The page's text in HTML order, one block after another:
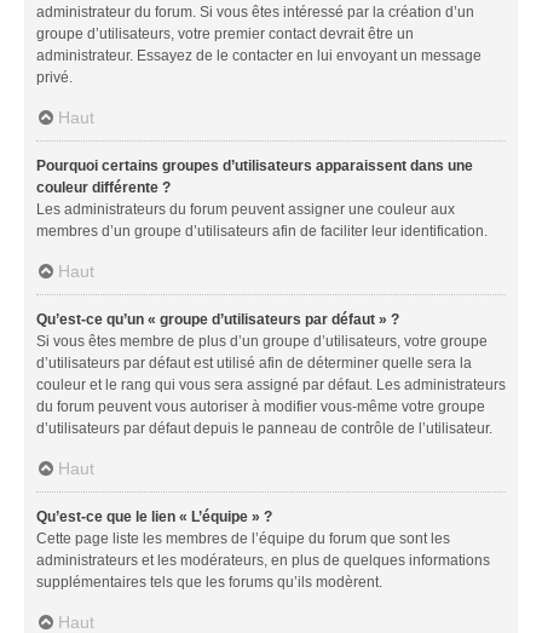
administrateur du forum. Si vous êtes intéressé par la création d’un
groupe d’utilisateurs, votre premier contact devrait être un
administrateur. Essayez de le contacter en lui envoyant un message
privé.
Haut
Pourquoi certains groupes d’utilisateurs apparaissent dans une
couleur différente ?
Les administrateurs du forum peuvent assigner une couleur aux
membres d’un groupe d’utilisateurs afin de faciliter leur identification.
Haut
Qu’est-ce qu’un « groupe d’utilisateurs par défaut » ?
Si vous êtes membre de plus d’un groupe d’utilisateurs, votre groupe
d’utilisateurs par défaut est utilisé afin de déterminer quelle sera la
couleur et le rang qui vous sera assigné par défaut. Les administrateurs
du forum peuvent vous autoriser à modifier vous-même votre groupe
d’utilisateurs par défaut depuis le panneau de contrôle de l’utilisateur.
Haut
Qu’est-ce que le lien « L’équipe » ?
Cette page liste les membres de l’équipe du forum que sont les
administrateurs et les modérateurs, en plus de quelques informations
supplémentaires tels que les forums qu’ils modèrent.
Haut